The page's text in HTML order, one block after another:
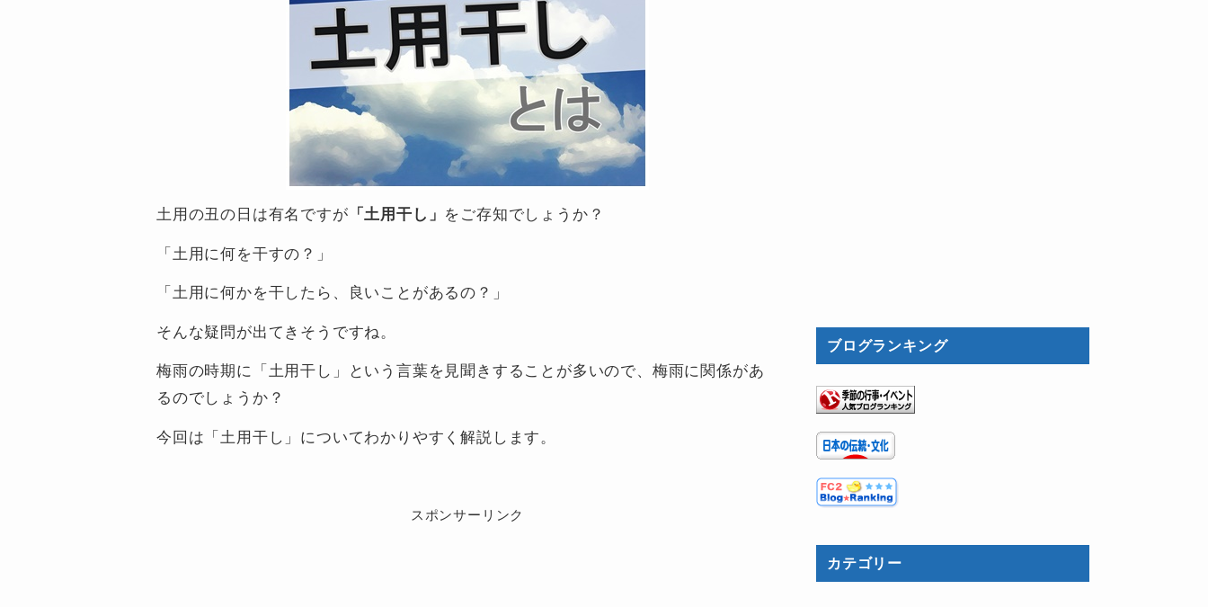
土用の丑の日は有名ですが 「土用干し」 をご存知でしょうか？
「土用に何を干すの？」
「土用に何かを干したら、良いことがあるの？」
そんな疑問が出てきそうですね。
梅雨の時期に「土用干し」という言葉を見聞きすることが多いので、梅雨に関係があ
るのでしょうか？
今回は「土用干し」についてわかりやすく解説します。
スポンサーリンク
ブログランキング
カテゴリー